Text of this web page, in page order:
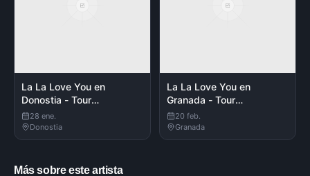
La La Love You en
Donostia - Tour
Intergaláctico
28 ene.
Donostia
La La Love You en
Granada - Tour
Intergaláctico
20 feb.
Granada
Más sobre este artista